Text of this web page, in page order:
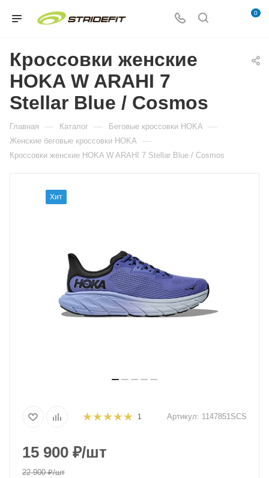
0
Кроссовки женские
HOKA W ARAHI 7
Stellar Blue / Cosmos
Главная — Каталог — Беговые кроссовки HOKA —
Женские беговые кроссовки HOKA —
Кроссовки женские HOKA W ARAHI 7 Stellar Blue / Cosmos
Хит
1 Артикул: 1147851SCS
15 900 ₽/шт
22 900₽/шт